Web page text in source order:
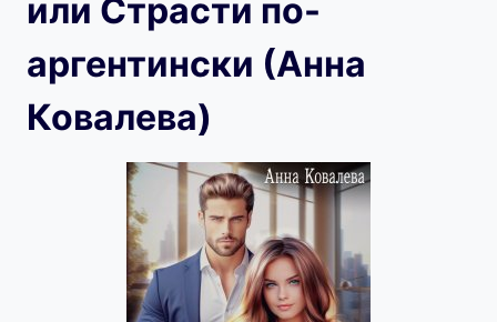
или Страсти по-
аргентински (Анна
Ковалева)